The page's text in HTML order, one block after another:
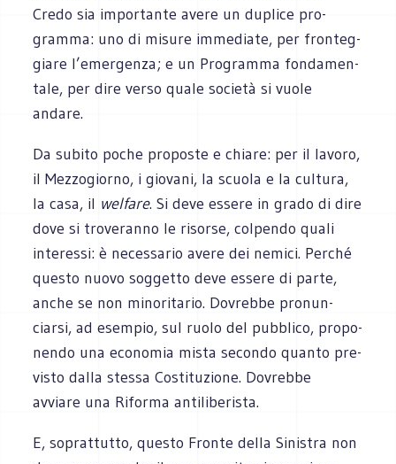
Credo sia impor­tante avere un duplice pro­
gramma: uno di misure imme­diate, per fron­teg­
giare l’emergenza; e un Pro­gramma fon­da­men­
tale, per dire verso quale società si vuole
andare.
Da subito poche pro­po­ste e chiare: per il lavoro,
il Mez­zo­giorno, i gio­vani, la scuola e la cul­tura,
la casa, il wel­fare. Si deve essere in grado di dire
dove si tro­ve­ranno le risorse, col­pendo quali
inte­ressi: è neces­sa­rio avere dei nemici. Per­ché
que­sto nuovo sog­getto deve essere di parte,
anche se non mino­ri­ta­rio. Dovrebbe pro­nun­
ciarsi, ad esem­pio, sul ruolo del pub­blico, pro­po­
nendo una eco­no­mia mista secondo quanto pre­
vi­sto dalla stessa Costi­tu­zione. Dovrebbe
avviare una Riforma antiliberista.
E, soprat­tutto, que­sto Fronte della Sini­stra non